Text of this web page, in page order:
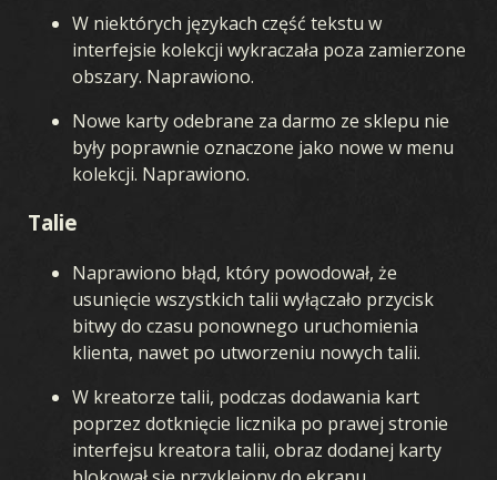
W niektórych językach część tekstu w
interfejsie kolekcji wykraczała poza zamierzone
obszary. Naprawiono.
Nowe karty odebrane za darmo ze sklepu nie
były poprawnie oznaczone jako nowe w menu
kolekcji. Naprawiono.
Talie
Naprawiono błąd, który powodował, że
usunięcie wszystkich talii wyłączało przycisk
bitwy do czasu ponownego uruchomienia
klienta, nawet po utworzeniu nowych talii.
W kreatorze talii, podczas dodawania kart
poprzez dotknięcie licznika po prawej stronie
interfejsu kreatora talii, obraz dodanej karty